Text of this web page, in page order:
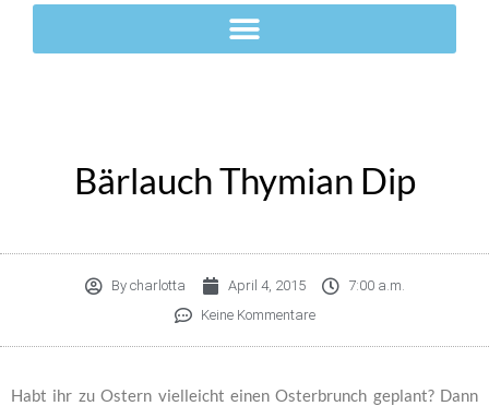
Bärlauch Thymian Dip
Bycharlotta April 4, 2015
7:00 a.m.
Keine Kommentare
Habt ihr zu Ostern vielleicht einen Osterbrunch geplant? Dann